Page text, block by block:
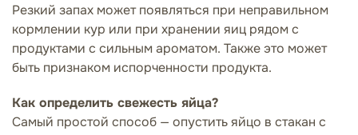
Резкий запах может появляться при неправильном
кормлении кур или при хранении яиц рядом с
продуктами с сильным ароматом. Также это может
быть признаком испорченности продукта.
Как определить свежесть яйца?
Самый простой способ — опустить яйцо в стакан с